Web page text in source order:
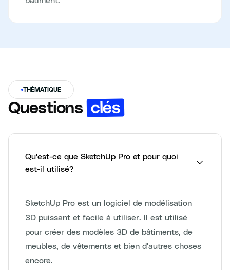
THÉMATIQUE
Questions clés
Qu'est-ce que SketchUp Pro et pour quoi
est-il utilisé?
SketchUp Pro est un logiciel de modélisation
3D puissant et facile à utiliser. Il est utilisé
pour créer des modèles 3D de bâtiments, de
meubles, de vêtements et bien d'autres choses
encore.